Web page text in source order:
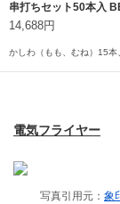
串打ちセット50本入
ティ
14,688円
電気フライヤー
写真引用元： 象